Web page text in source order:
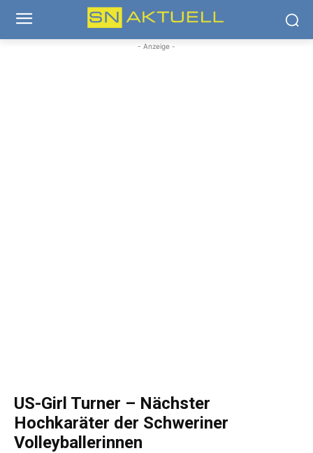
- Anzeige -
US-Girl Turner – Nächster
Hochkaräter der Schweriner
Volleyballerinnen